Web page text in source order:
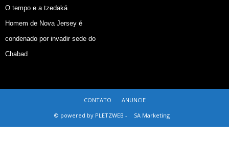
O tempo e a tzedaká
Homem de Nova Jersey é
condenado por invadir sede do
Chabad
CONTATO
ANUNCIE
© powered by PLETZWEB -
SA Marketing